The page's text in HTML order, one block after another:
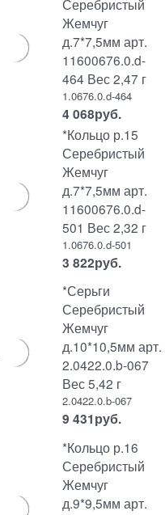
Серебристый
Жемчуг
д.7*7,5мм арт.
11600676.0.d-
464 Вес 2,47 г
1.0676.0.d-464
4 068руб.
*Кольцо р.15
Серебристый
Жемчуг
д.7*7,5мм арт.
11600676.0.d-
501 Вес 2,32 г
1.0676.0.d-501
3 822руб.
*Серьги
Серебристый
Жемчуг
д.10*10,5мм арт.
2.0422.0.b-067
Вес 5,42 г
2.0422.0.b-067
9 431руб.
*Кольцо р.16
Серебристый
Жемчуг
д.9*9,5мм арт.